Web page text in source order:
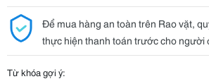
Để mua hàng an toàn trên Rao vặt,
thực hiện thanh toán trước cho người
Từ khóa gợi ý: